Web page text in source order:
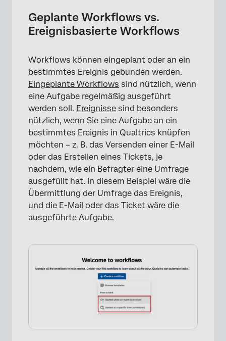
Geplante Workflows vs.
Ereignisbasierte Workflows
Workflows können eingeplant oder an ein
bestimmtes Ereignis gebunden werden.
Eingeplante Workflows sind nützlich, wenn
eine Aufgabe regelmäßig ausgeführt
werden soll. Ereignisse sind besonders
nützlich, wenn Sie eine Aufgabe an ein
bestimmtes Ereignis in Qualtrics knüpfen
möchten – z. B. das Versenden einer E-Mail
oder das Erstellen eines Tickets, je
nachdem, wie ein Befragter eine Umfrage
ausgefüllt hat. In diesem Beispiel wäre die
Übermittlung der Umfrage das Ereignis,
und die E-Mail oder das Ticket wäre die
ausgeführte Aufgabe.